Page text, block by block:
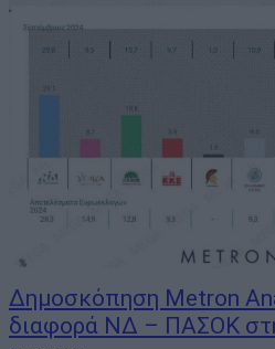
Δημοσκόπηση Metron
διαφορά ΝΔ – ΠΑΣΟΚ